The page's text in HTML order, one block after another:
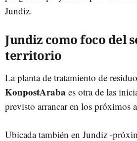
Jundiz.
Jundiz como foco del
territorio
La planta de tratamiento de
KonpostAraba es otra de las
previsto arrancar en los próximos
Ubicada también en Jundiz -